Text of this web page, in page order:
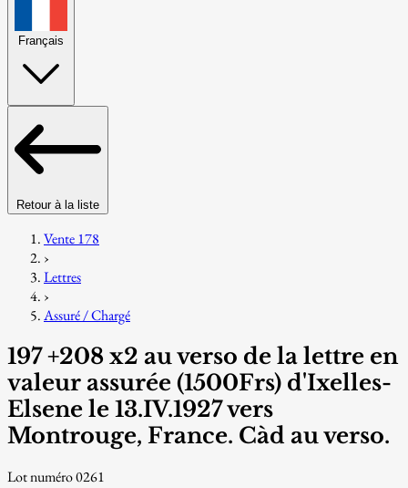
Français
Retour à la liste
Vente 178
›
Lettres
›
Assuré / Chargé
197 +208 x2 au verso de la lettre en
valeur assurée (1500Frs) d'Ixelles-
Elsene le 13.IV.1927 vers
Montrouge, France. Càd au verso.
Lot numéro 0261